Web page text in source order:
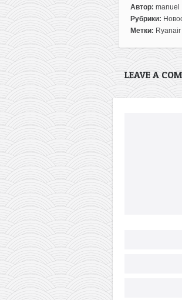
Автор: manuel
Рубрики:
Метки: Ryanair
LEAVE A